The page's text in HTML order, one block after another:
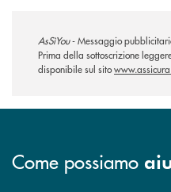
AsSìYou- Messaggio
Prima della sottoscrizione
disponibile sul sito
Come possiamo